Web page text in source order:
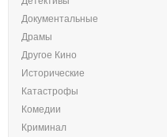
Документальные
Драмы
Другое Кино
Исторические
Катастрофы
Комедии
Криминал